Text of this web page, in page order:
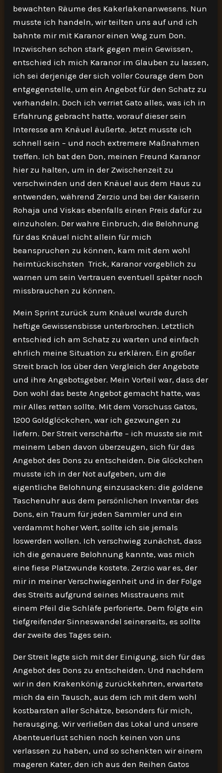
bewachten Räume des Kakerlakenanwesens. Nun
musste ich handeln, wir teilten uns auf und ich
bahnte mir mit Karanor einen Weg zum Don.
Inzwischen schon stark gegen mein Gewissen,
entschied ich mich Karanor im Glauben zu lassen,
ich sei derjenige der sich voller Courage dem Don
entgegenstelle, um ein Angebot für den Schatz zu
verhandeln. Doch ich verriet Gato alles, was ich in
Erfahrung gebracht hatte, worauf dieser sein
Interesse am Knäuel äußerte. Jetzt musste ich
schnell sein – und noch extremere Maßnahmen
treffen. Ich bat den Don, meinen Freund Karanor
hier zu halten, um in der Zwischenzeit zu
verschwinden und den Knäuel aus dem Haus zu
entwenden, während Zerzio und bei der Kaiserin
Rohaja und Viskas ebenfalls einen Preis dafür zu
einzuholen. Der wahre Einbruch, die Belohnung
für das Knäuel nicht allein für mich
beanspruchen zu können, kam mit dem wohl
heimtückischsten Trick, Karanor vorgeblich zu
warnen um sein Vertrauen eventuell später noch
missbrauchen zu können.
Mein Sprint zurück zum Knäuel wurde durch
heftige Gewissensbisse unterbrochen. Letztlich
entschied ich am Schatz zu warten und einfach
ehrlich meine Situation zu erklären. Ein großer
Streit brach los über den Vergleich der Angebote
und ihre Angebotsgeber. Mein Vorteil war, dass der
Don wohl das beste Angebot gemacht hatte, was
mir Alles retten sollte. Mit dem Vorschuss Gatos,
1200 Goldglöckchen, war ich gezwungen zu
liefern. Der Streit verschärfte – ich musste sie mit
meinem Leben davon überzeugen, sich für das
Angebot des Dons zu entscheiden. Die Glöckchen
musste ich in der Not aufgeben, um die
eigentliche Belohnung einzusacken: die goldene
Taschenuhr aus dem persönlichen Inventar des
Dons, ein Traum für jeden Sammler und ein
verdammt hoher Wert, sollte ich sie jemals
loswerden wollen. Ich verschwieg zunächst, dass
ich die genauere Belohnung kannte, was mich
eine fiese Platzwunde kostete. Zerzio war es, der
mir in meiner Verschwiegenheit und in der Folge
des Streits aufgrund seines Misstrauens mit
einem Pfeil die Schläfe perforierte. Dem folgte ein
tiefgreifender Sinneswandel seinerseits, es sollte
der zweite des Tages sein.
Der Streit legte sich mit der Einigung, sich für das
Angebot des Dons zu entscheiden. Und nachdem
wir in den Krakenkönig zurückkehrten, erwartete
mich da ein Tausch, aus dem ich mit dem wohl
kostbarsten aller Schätze, besonders für mich,
herausging. Wir verließen das Lokal und unsere
Abenteuerlust schien noch keinen von uns
verlassen zu haben, und so schenkten wir einem
mageren Kater, den ich aus den Reihen Gatos